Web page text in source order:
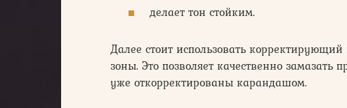
делает тон стойким.
Далее стоит использовать
зоны. Это позволяет качественно
уже откорректированы карандашом.